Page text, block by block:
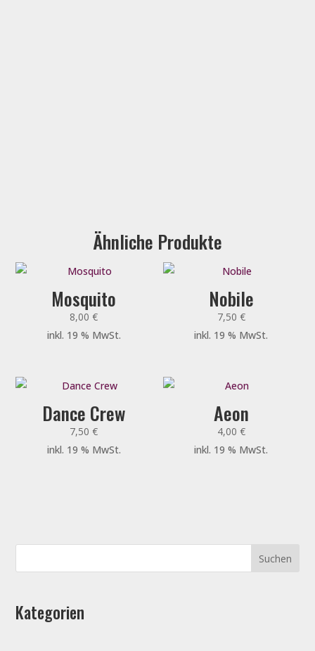
Ähnliche Produkte
Mosquito
8,00€
inkl. 19 % MwSt.
Nobile
7,50 €
inkl. 19 % MwSt.
Dance Crew
7,50€
inkl. 19 % MwSt.
Aeon
4,00 €
inkl. 19 % MwSt.
Kategorien